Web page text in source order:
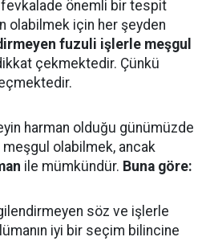
fevkalade önemli bir tespit
olabilmek için her şeyden
fuzuli işlerle meşgul
çekmektedir. Çünkü
harman olduğu günümüzde
olabilmek, ancak
ile mümkündür. Buna göre:
söz ve işlerle
iyi bir seçim bilincine